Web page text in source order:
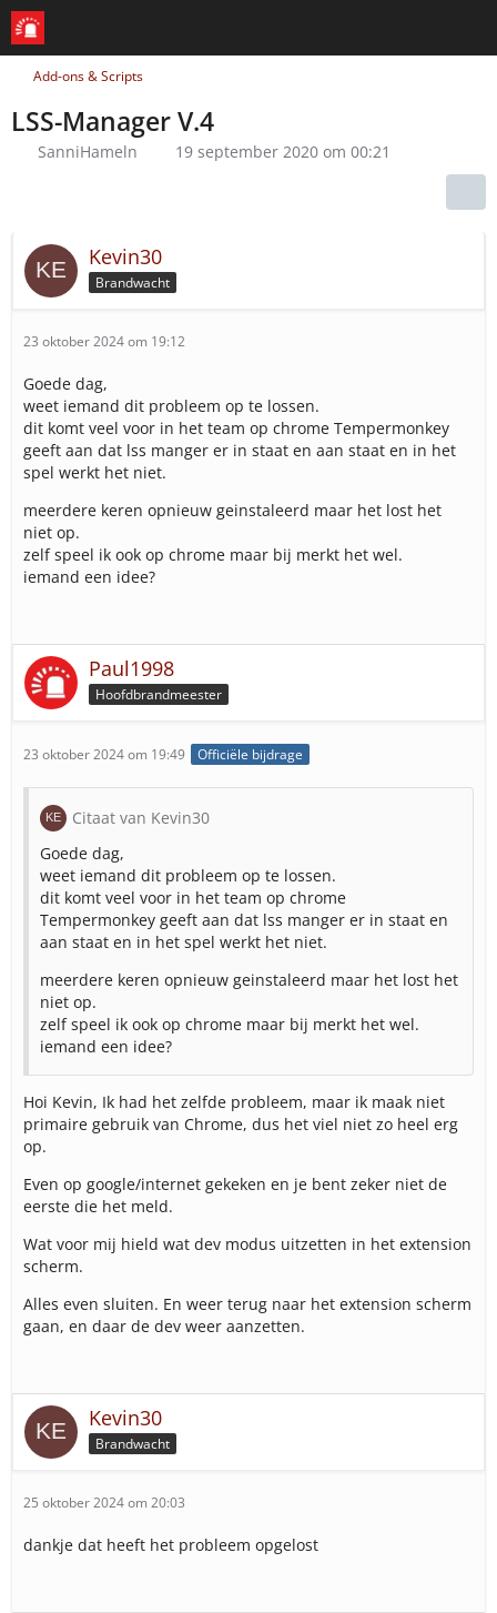
Add-ons & Scripts
LSS-Manager V.4
SanniHameln 19 september 2020 om 00:21
Kevin30
Brandwacht
23 oktober 2024 om 19:12
Goede dag,
weet iemand dit probleem op te lossen.
dit komt veel voor in het team op chrome Tempermonkey
geeft aan dat lss manger er in staat en aan staat en in het
spel werkt het niet.
meerdere keren opnieuw geinstaleerd maar het lost het
niet op.
zelf speel ik ook op chrome maar bij merkt het wel.
iemand een idee?
Paul1998
Hoofdbrandmeester
23 oktober 2024 om 19:49 Officiële bijdrage
Citaat van Kevin30
Goede dag,
weet iemand dit probleem op te lossen.
dit komt veel voor in het team op chrome
Tempermonkey geeft aan dat lss manger er in staat en
aan staat en in het spel werkt het niet.
meerdere keren opnieuw geinstaleerd maar het lost het
niet op.
zelf speel ik ook op chrome maar bij merkt het wel.
iemand een idee?
Hoi Kevin, Ik had het zelfde probleem, maar ik maak niet
primaire gebruik van Chrome, dus het viel niet zo heel erg
op.
Even op google/internet gekeken en je bent zeker niet de
eerste die het meld.
Wat voor mij hield wat dev modus uitzetten in het extension
scherm.
Alles even sluiten. En weer terug naar het extension scherm
gaan, en daar de dev weer aanzetten.
Kevin30
Brandwacht
25 oktober 2024 om 20:03
dankje dat heeft het probleem opgelost